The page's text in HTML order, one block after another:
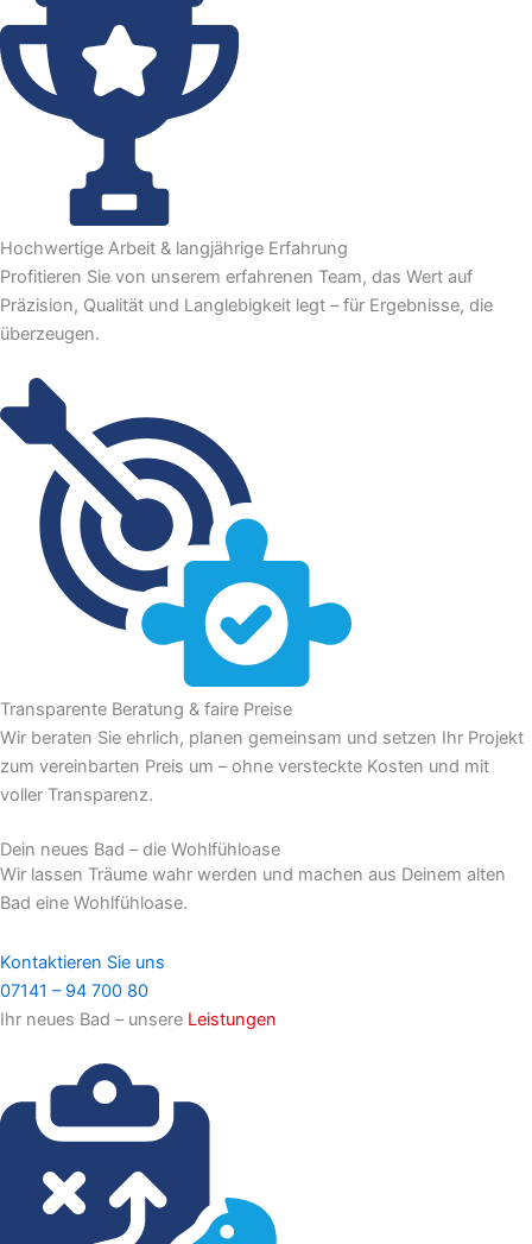
Hochwertige Arbeit & langjährige Erfahrung
Profitieren Sie von unserem erfahrenen Team, das Wert auf
Präzision, Qualität und Langlebigkeit legt – für Ergebnisse, die
überzeugen.
Transparente Beratung & faire Preise
Wir beraten Sie ehrlich, planen gemeinsam und setzen Ihr Projekt
zum vereinbarten Preis um – ohne versteckte Kosten und mit
voller Transparenz.
Dein neues Bad – die Wohlfühloase
Wir lassen Träume wahr werden und machen aus Deinem alten
Bad eine Wohlfühloase.
Kontaktieren Sie uns
07141 – 94 700 80
Ihr neues Bad – unsere Leistungen